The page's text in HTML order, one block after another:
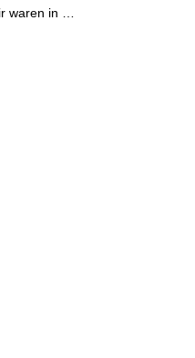
waren in …